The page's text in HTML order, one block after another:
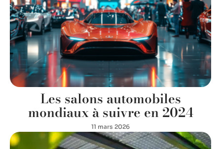
Les salons automobiles
mondiaux à suivre en 2024
11 mars 2026